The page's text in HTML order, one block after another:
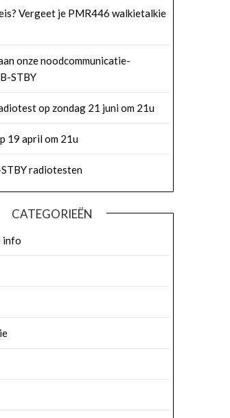
Vergeet je PMR446 walkietalkie
onze noodcommunicatie-
STBY
op zondag 21 juni om 21u
19 april om 21u
radiotesten
CATEGORIEËN
info